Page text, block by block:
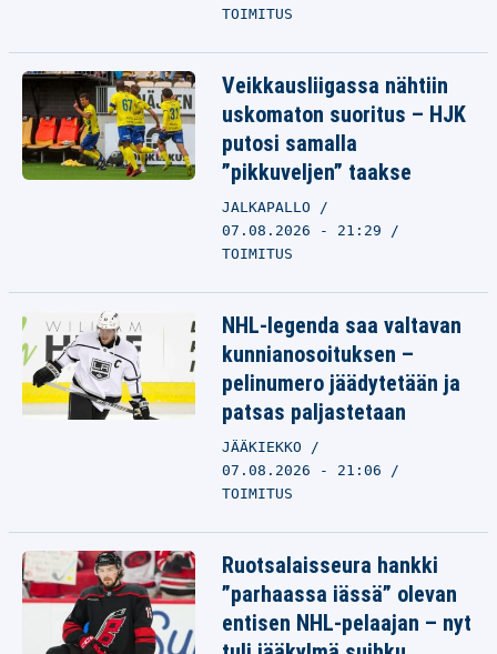
TOIMITUS
Veikkausliigassa nähtiin
uskomaton suoritus – HJK
putosi samalla
”pikkuveljen” taakse
JALKAPALLO
07.08.2026 - 21:29
TOIMITUS
NHL-legenda saa valtavan
kunnianosoituksen –
pelinumero jäädytetään ja
patsas paljastetaan
JÄÄKIEKKO
07.08.2026 - 21:06
TOIMITUS
Ruotsalaisseura hankki
”parhaassa iässä” olevan
entisen NHL-pelaajan – nyt